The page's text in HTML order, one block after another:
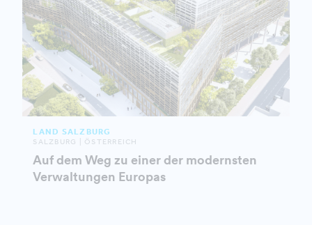
LAND SALZBURG
SALZBURG | ÖSTERREICH
Auf dem Weg zu einer der modernsten
Verwaltungen Europas